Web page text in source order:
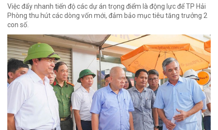
Việc đẩy nhanh tiến độ các dự án trọng điểm là động lực để TP Hải
Phòng thu hút các dòng vốn mới, đảm bảo mục tiêu tăng trưởng 2
con số.